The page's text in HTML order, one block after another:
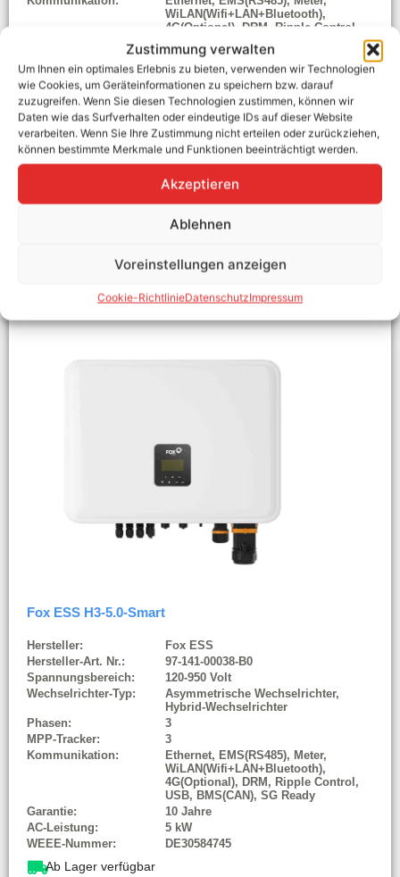
Zustimmung verwalten
Um Ihnen ein optimales Erlebnis zu bieten, verwenden wir Technologien
wie Cookies, um Geräteinformationen zu speichern bzw. darauf
zuzugreifen. Wenn Sie diesen Technologien zustimmen, können wir
Daten wie das Surfverhalten oder eindeutige IDs auf dieser Website
verarbeiten. Wenn Sie Ihre Zustimmung nicht erteilen oder zurückziehen,
können bestimmte Merkmale und Funktionen beeinträchtigt werden.
Akzeptieren
Ablehnen
Voreinstellungen anzeigen
Cookie-RichtlinieDatenschutzImpressum
WiLAN(Wifi+LAN+Bluetooth),
4G(Optional), DRM, Ripple Control,
10 Jahre
AC-Leistung:
12 kW
WEEE-Nummer:
DE30584745
Ab Lager verfügbar
1.819,00€
Enthält MwSt.
zzgl.
Versand
Fox ESS H3-5.0-Smart
Hersteller:
Fox ESS
Hersteller-Art. Nr.:
97-141-00038-B0
Spannungsbereich:
120-950 Volt
Wechselrichter-Typ:
Asymmetrische Wechselrichter,
Hybrid-Wechselrichter
Phasen:
3
MPP-Tracker:
3
Kommunikation:
Ethernet, EMS(RS485), Meter,
WiLAN(Wifi+LAN+Bluetooth),
4G(Optional), DRM, Ripple Control,
USB, BMS(CAN), SG Ready
Garantie:
10 Jahre
AC-Leistung:
5 kW
WEEE-Nummer:
DE30584745
Ab Lager verfügbar